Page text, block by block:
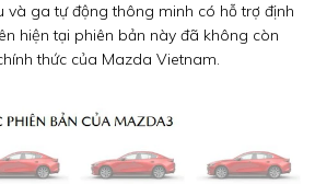
và ga tự động thông minh có hỗ trợ định
hiện tại phiên bản này đã không còn
thức của Mazda Vietnam.